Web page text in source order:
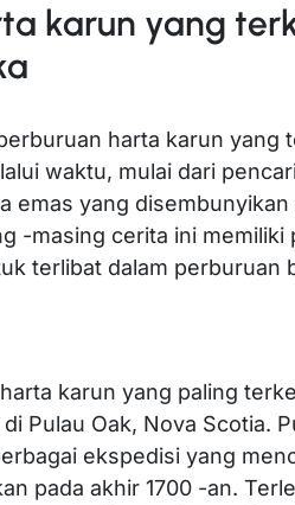
karun yang
harta karun yang
waktu, mulai dari
emas yang
-masing cerita ini memiliki
terlibat dalam perburuan
karun yang paling
Pulau Oak, Nova Scotia.
ekspedisi yang
pada akhir 1700 -an.